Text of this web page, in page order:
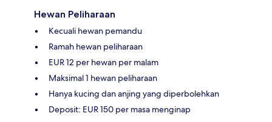
Hewan Peliharaan
Kecuali hewan pemandu
Ramah hewan peliharaan
EUR 12 per hewan per malam
Maksimal 1 hewan peliharaan
Hanya kucing dan anjing yang diperbolehkan
Deposit: EUR 150 per masa menginap